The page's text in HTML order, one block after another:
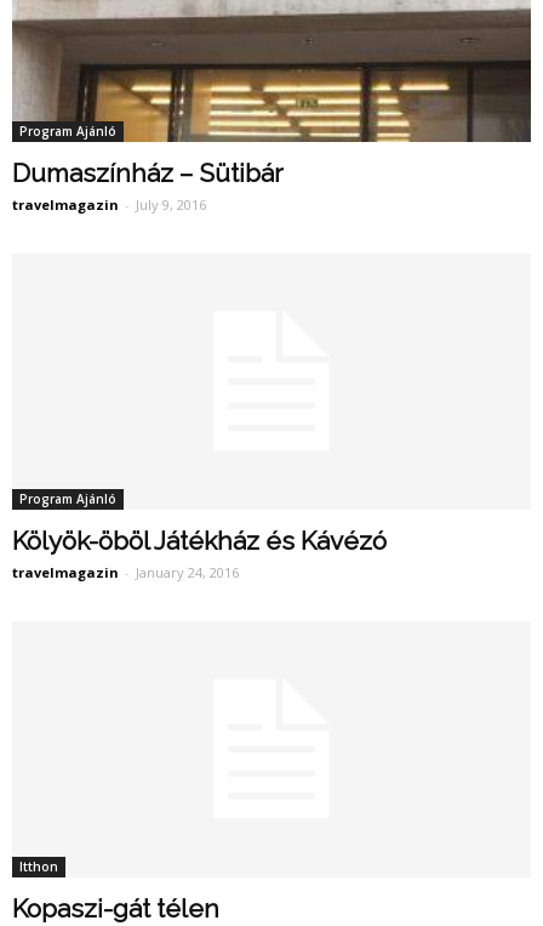
Program Ajánló
Dumaszínház – Sütibár
travelmagazin - July 9, 2016
Program Ajánló
Kölyök-öböl Játékház és Kávézó
travelmagazin - January 24, 2016
Itthon
Kopaszi-gát télen